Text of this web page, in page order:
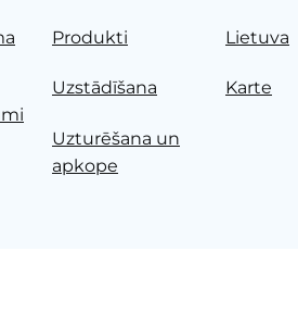
Produkti
Uzstādīšana
Uzturēšana un
apkope
Lietuva
Karte